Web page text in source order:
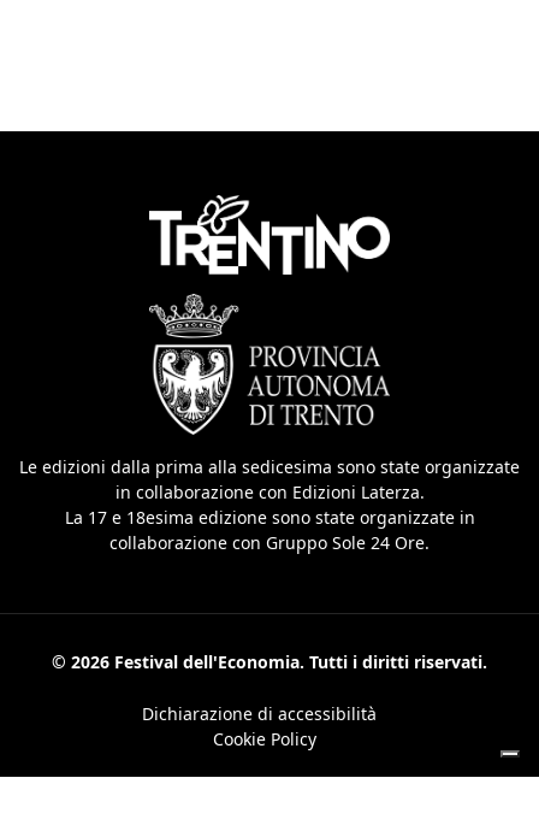
Le edizioni dalla prima alla sedicesima sono state organizzate
in collaborazione con Edizioni Laterza.
La 17 e 18esima edizione sono state organizzate in
collaborazione con Gruppo Sole 24 Ore.
© 2026 Festival dell'Economia. Tutti i diritti riservati.
Dichiarazione di accessibilità
Cookie Policy